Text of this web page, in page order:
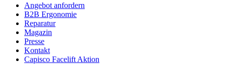
Angebot anfordern
B2B Ergonomie
Reparatur
Magazin
Presse
Kontakt
Capisco Facelift Aktion